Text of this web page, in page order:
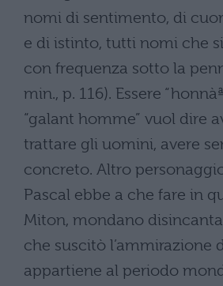
nomi di sentimento, di
e di istinto, tutti nomi che
con frequenza sotto la
min., p. 116). Essere
“galant homme” vuol dire
trattare gli uomini, avere
concreto. Altro
Pascal ebbe a che fare in
Miton, mondano
che suscitò l’ammirazione
appartiene al periodo